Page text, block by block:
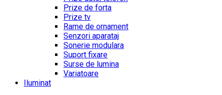
Prize de forta
Prize tv
Rame de ornament
Senzori aparataj
Sonerie modulara
Suport fixare
Surse de lumina
Variatoare
Iluminat